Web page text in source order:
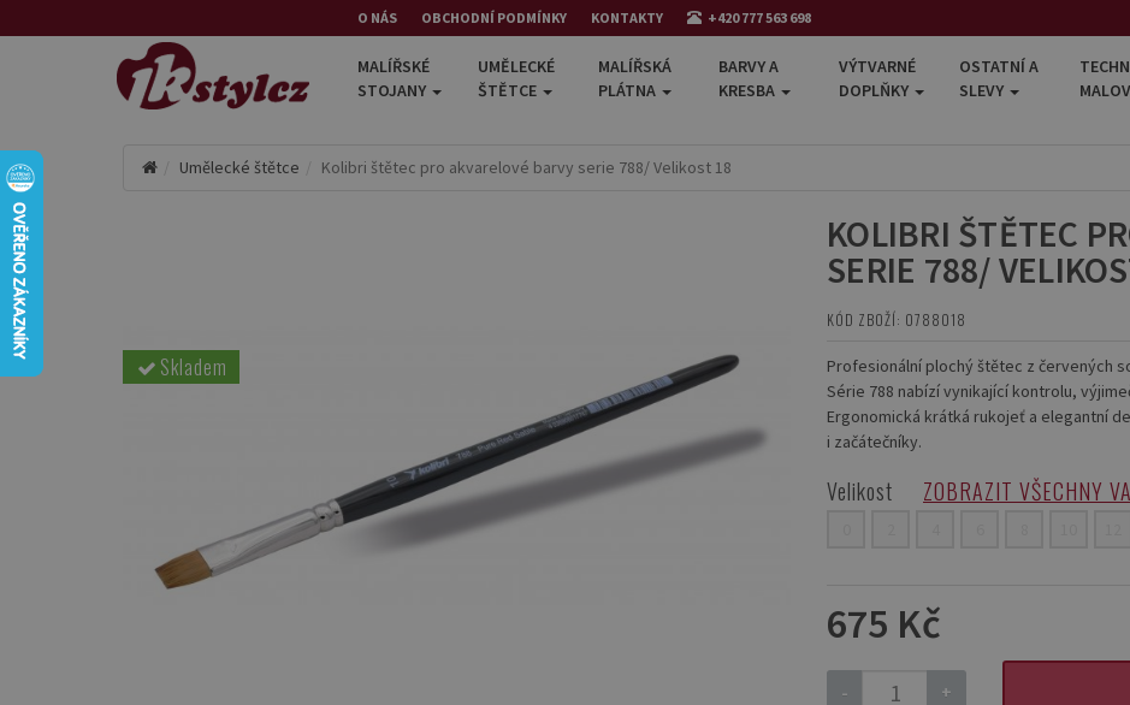
O NÁS OBCHODNÍ PODMÍNKY KONTAKTY +420 777 563 698
MALÍŘSKÉ
STOJANY
UMĚLECKÉ
ŠTĚTCE
MALÍŘSKÁ
PLÁTNA
BARVY A
KRESBA
VÝTVARNÉ
DOPLŇKY
OSTATNÍ A
SLEVY
Umělecké štětce Kolibri štětec pro akvarelové barvy serie 788/ Velikost 18
Skladem
KOLIBRI ŠTĚTEC
SERIE 788/
KÓD ZBOŽÍ: 0788018
Profesionální plochý štětec z červených
Série 788 nabízí vynikající kontrolu,
Ergonomická krátká rukojeť a elegantní
i začátečníky.
Velikost ZOBRAZIT VŠECHNY
675 Kč
- +